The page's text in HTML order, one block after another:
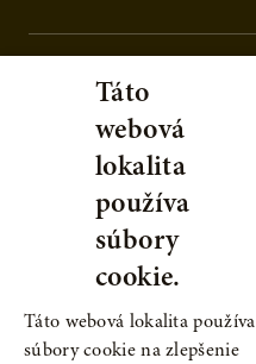
Táto
webová
lokalita
používa
súbory
cookie.
Táto webová lokalita používa
súbory cookie na zlepšenie